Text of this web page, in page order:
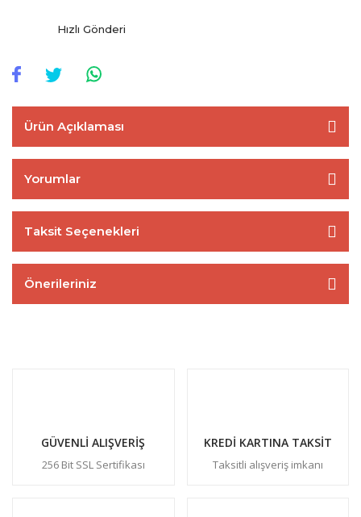
Hızlı Gönderi
Ürün Açıklaması
Yorumlar
Taksit Seçenekleri
Önerileriniz
GÜVENLİ ALIŞVERİŞ
256 Bit SSL Sertifikası
KREDİ KARTINA TAKSİT
Taksitli alışveriş imkanı